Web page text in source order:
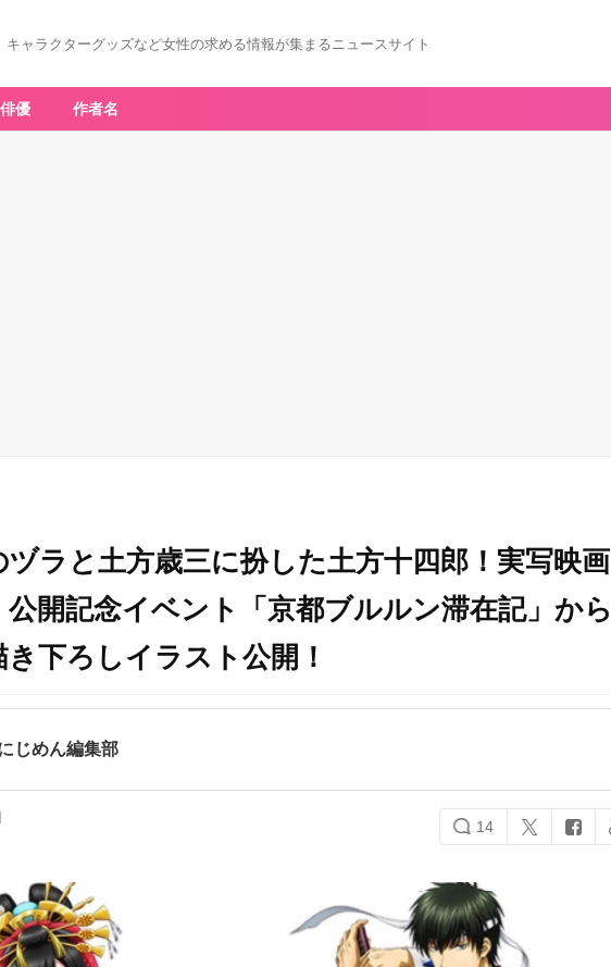
キャラクターグッズなど女性の求める情報が集まるニュースサイト
優 作者名
ヅラと土方歳三に扮した土方十四郎！実写映画
公開記念イベント「京都ブルルン滞在記」から
下ろしイラスト公開！
じめん編集部
14